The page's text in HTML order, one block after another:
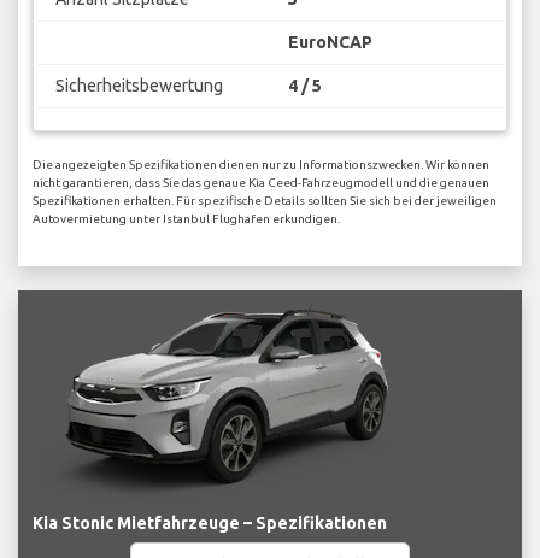
EuroNCAP
Sicherheitsbewertung 4 / 5
Die angezeigten Spezifikationen dienen nur zu Informationszwecken. Wir können
nicht garantieren, dass Sie das genaue Kia Ceed-Fahrzeugmodell und die genauen
Spezifikationen erhalten. Für spezifische Details sollten Sie sich bei der jeweiligen
Autovermietung unter Istanbul Flughafen erkundigen.
Kia Stonic Mietfahrzeuge – Spezifikationen